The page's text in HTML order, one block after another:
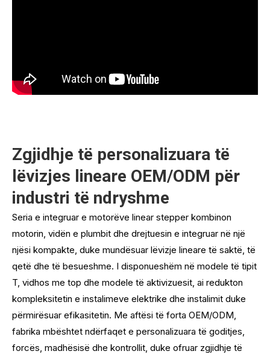
Zgjidhje të personalizuara të
lëvizjes lineare OEM/ODM për
industri të ndryshme
Seria e integruar e motorëve linear stepper kombinon
motorin, vidën e plumbit dhe drejtuesin e integruar në një
njësi kompakte, duke mundësuar lëvizje lineare të saktë, të
qetë dhe të besueshme. I disponueshëm në modele të tipit
T, vidhos me top dhe modele të aktivizuesit, ai redukton
kompleksitetin e instalimeve elektrike dhe instalimit duke
përmirësuar efikasitetin. Me aftësi të forta OEM/ODM,
fabrika mbështet ndërfaqet e personalizuara të goditjes,
forcës, madhësisë dhe kontrollit, duke ofruar zgjidhje të